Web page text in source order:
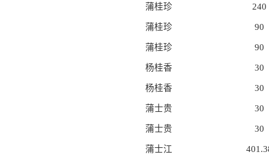
蒲桂珍 240
蒲桂珍 90
蒲桂珍 90
杨桂香 30
杨桂香 30
蒲士贵 30
蒲士贵 30
蒲士江